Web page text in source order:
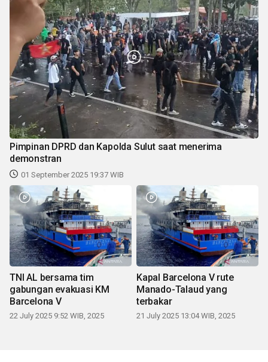
Pimpinan DPRD dan Kapolda Sulut saat menerima
demonstran
01 September 2025 19:37 WIB
TNI AL bersama tim
gabungan evakuasi KM
Barcelona V
22 July 2025 9:52 WIB, 2025
Kapal Barcelona V rute
Manado-Talaud yang
terbakar
21 July 2025 13:04 WIB, 2025